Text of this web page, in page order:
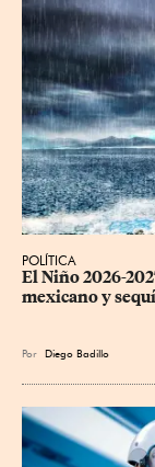
POLÍTICA
El Niño 2026-
mexicano y
Por Diego Badillo